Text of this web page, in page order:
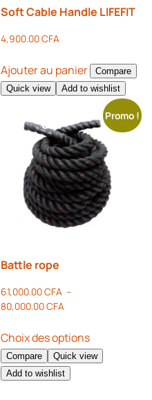
Soft Cable Handle LIFEFIT
4,900.00CFA
Ajouter au panier
Compare
Quick view
Add to wishlist
Promo !
Battle rope
61,000.00CFA –
80,000.00CFA
Choix des options
Compare
Quick view
Add to wishlist